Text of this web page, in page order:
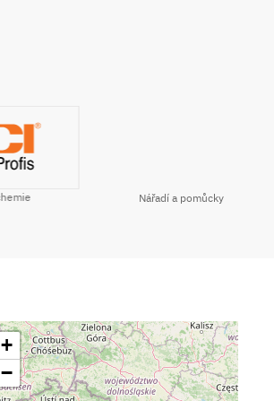
Nářadí a pomůcky
+
−